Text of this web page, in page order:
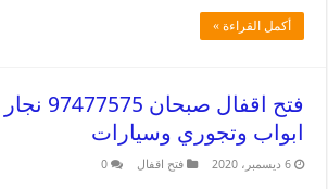
أكمل القراءة »
فتح اقفال
ابواب وتجوري وسيارات
6 ديسمبر، 2020 فتح اقفال 0